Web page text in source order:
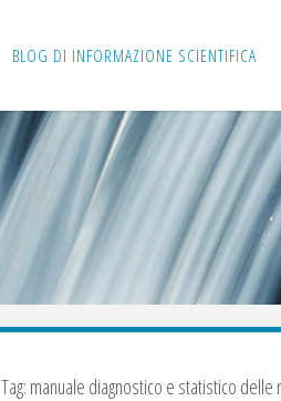
BLOG DI INFORMAZIONE SCIENTIFICA
Tag: manuale diagnostico e statistico delle